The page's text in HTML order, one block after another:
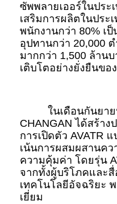
ซัพพลายเออร์ในประ
เสริมการผลิตในประ
พนักงานกว่า 80% เ
อุปทานกว่า 20,000
มากกว่า 1,500 ล้าน
เติบโตอย่างยั่งยืนขอ
ในเดือนกันยา
CHANGAN ได้สร้า
การเปิดตัว AVATR
เน้นการผสมผสานค
ความคุ้มค่า โดยรุ่น
จากทั้งผู้บริโภคและ
เทคโนโลยีอัจฉริยะ
เยี่ยม